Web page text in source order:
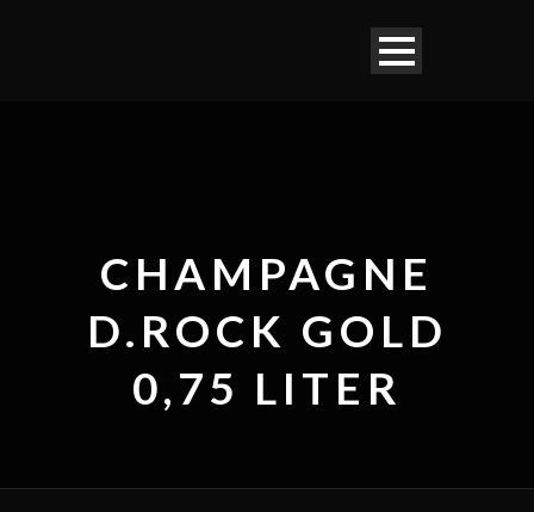
CHAMPAGNE
D.ROCK GOLD
0,75 LITER